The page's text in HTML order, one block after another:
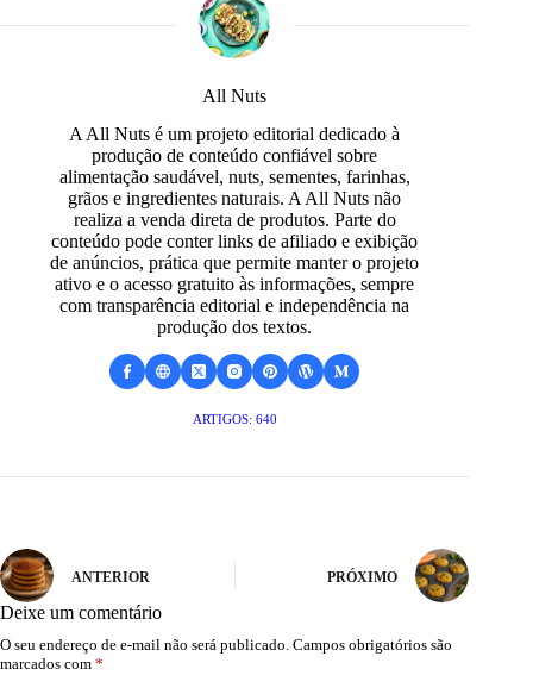
All Nuts
A All Nuts é um projeto editorial dedicado à
produção de conteúdo confiável sobre
alimentação saudável, nuts, sementes, farinhas,
grãos e ingredientes naturais. A All Nuts não
realiza a venda direta de produtos. Parte do
conteúdo pode conter links de afiliado e exibição
de anúncios, prática que permite manter o projeto
ativo e o acesso gratuito às informações, sempre
com transparência editorial e independência na
produção dos textos.
ARTIGOS: 640
ANTERIOR PRÓXIMO
Deixe um comentário
O seu endereço de e-mail não será publicado. Campos obrigatórios são
marcados com *